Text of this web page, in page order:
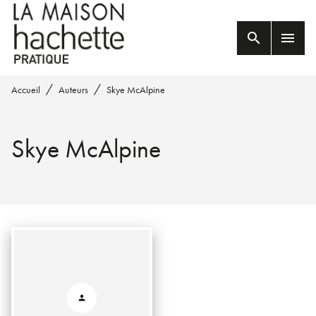
MENU RECHERCHE
PIED DE PAGE
search menu
Accueil / Auteurs / Skye McAlpine
Skye McAlpine